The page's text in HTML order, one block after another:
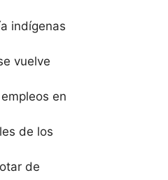
indígenas
vuelve
en
de los
de